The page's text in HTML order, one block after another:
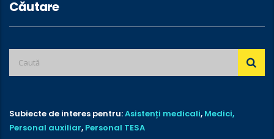
Căutare
Subiecte de interes pentru:Asistenți medicali, Medici,
Personal auxiliar, Personal TESA